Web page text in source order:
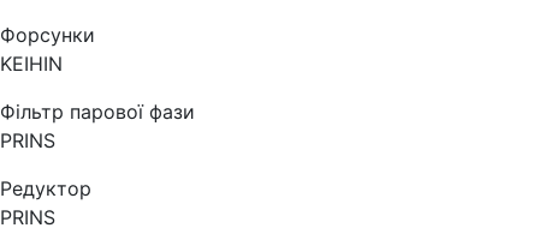
Форсунки
KEIHIN
Фільтр парової фази
PRINS
Редуктор
PRINS